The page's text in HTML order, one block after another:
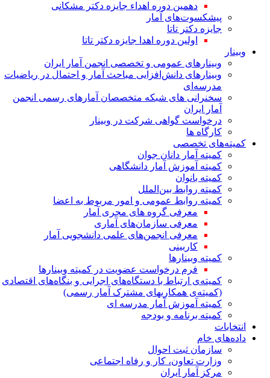
دهمین دوره اهداء جایزه دکتر مشکانی
پیشکسوت‌های آمار
جایزه دکتر تاتا
اولین دوره اهدا جایزه دکتر تاتا
وبینار
وبینارهای عمومی و تخصصی انجمن آمار ایران
وبینارهای دانش‌افزایی مباحث آمار و احتمال در ریاضیات
مدرسه‌ای
سخنرانی های شبکه متخصصان آمارهای رسمی انجمن
آمار ایران
درخواست گواهی شرکت در وبینار
کارگاه ها
کمیته‌های تخصصی
کمیته آمار دانان جوان
کمیته آموزش آمار دانشگاهی
کمیته بانوان
کمیته روابط بین‌الملل
کمیته روابط عمومی و امور مربوط به اعضا
معرفی گروه های مجری آمار
معرفی سازمان‌های آماری
معرفی انجمن‌های علمی دانشجویی آمار
کاربینی
کمیته وبینارها
فرم درخواست عضویت در کمیته وبینارها
کمیته‌ی ارتباط با دستگاه‌های اجرایی و بنگاه‌های اقتصادی
(کمیته‌ی همکاریهای مشترک آمار رسمی)
کمیته آموزش آمار مدرسه ای
کمیته برنامه و بودجه
انتخابات
داده‌های خام
سازمان ثبت احوال
وزارت تعاون، کار و رفاه اجتماعی
مرکز آمار ایران